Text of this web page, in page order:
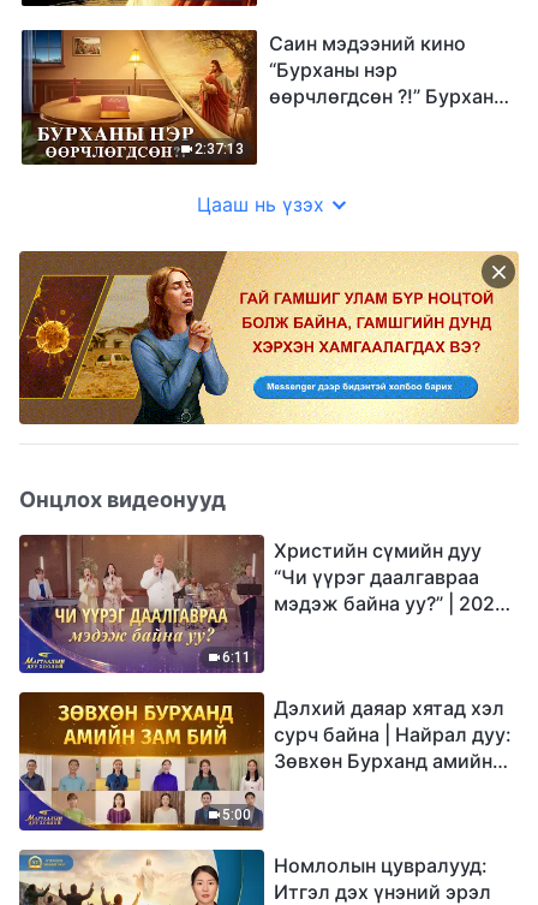
2:37:13
Саин мэдээний кино
“Бурханы нэр
өөрчлөгдсөн ?!” Бурханы
Цааш нь үзэх
Онцлох видеонууд
6:11
Христийн сүмийн дуу
“Чи үүрэг даалгавраа
мэдэж байна уу?” | 2026
5:00
Дэлхий даяар хятад хэл
сурч байна | Найрал дуу:
Зөвхөн Бурханд амийн
Номлолын цувралууд:
Итгэл дэх үнэний эрэл